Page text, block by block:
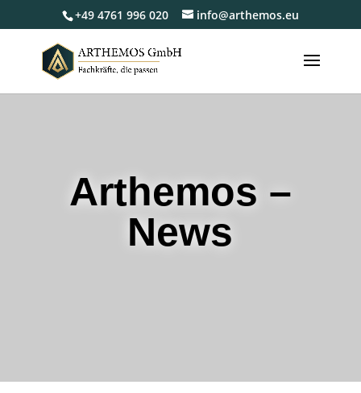
+49 4761 996 020 info@arthemos.eu
Arthemos –
News